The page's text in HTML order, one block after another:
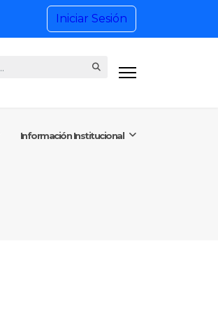
Iniciar Sesión
Información Institucional